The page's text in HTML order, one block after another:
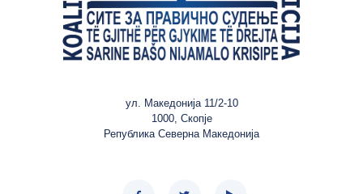
ул. Македонија 11/2-10
1000, Скопје
Република Северна Македонија